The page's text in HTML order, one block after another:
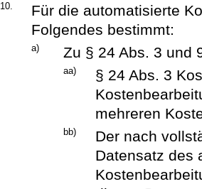
10.
Für die automatisierte
Folgendes bestimmt:
a) Zu § 24 Abs. 3 und
aa)
§ 24 Abs. 3
mehreren
bb)
Der nach
Datensatz des